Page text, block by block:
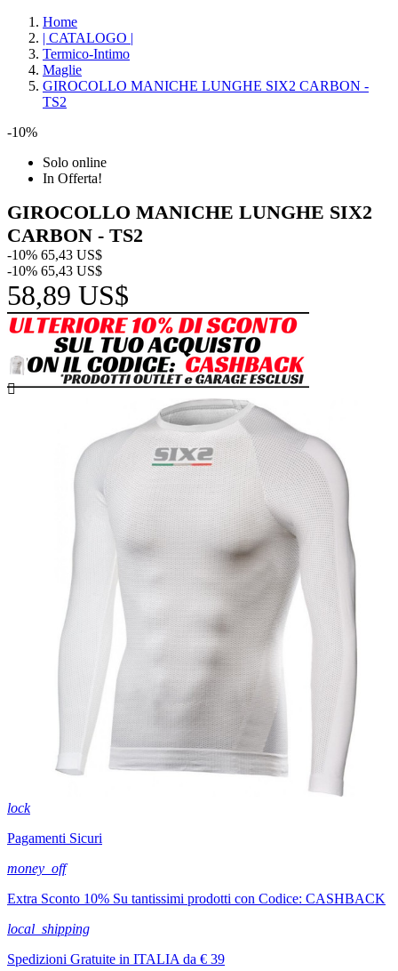
Home
| CATALOGO |
Termico-Intimo
Maglie
GIROCOLLO MANICHE LUNGHE SIX2 CARBON -
TS2
-10%
Solo online
In Offerta!
GIROCOLLO MANICHE LUNGHE SIX2
CARBON - TS2
-10% 65,43 US$
-10% 65,43 US$
58,89 US$

lock
Pagamenti Sicuri
money_off
Extra Sconto 10% Su tantissimi prodotti con Codice: CASHBACK
local_shipping
Spedizioni Gratuite in ITALIA da € 39